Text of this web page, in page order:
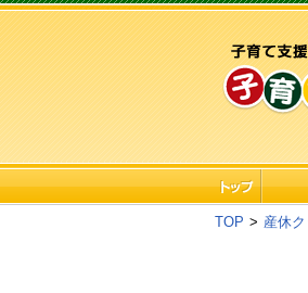
TOP > 産休